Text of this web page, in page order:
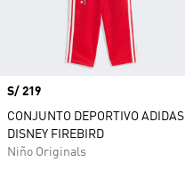
Precio
S/ 219
CONJUNTO DEPORTIVO ADIDAS
DISNEY FIREBIRD
Niño Originals